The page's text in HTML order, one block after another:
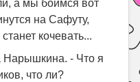
а мы боимся вот
на Сафуту,
кочевать...
Нарышкина. - Что я
что ли?